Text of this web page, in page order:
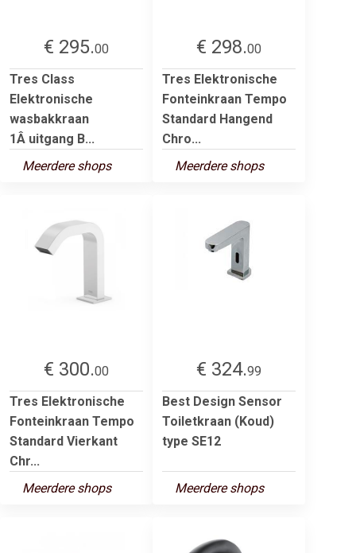
€ 295.00
Tres Class
Elektronische
wasbakkraan
1Â uitgang B...
Meerdere shops
€ 298.00
Tres Elektronische
Fonteinkraan Tempo
Standard Hangend
Chro...
Meerdere shops
€ 300.00
Tres Elektronische
Fonteinkraan Tempo
Standard Vierkant
Chr...
Meerdere shops
€ 324.99
Best Design Sensor
Toiletkraan (Koud)
type SE12
Meerdere shops